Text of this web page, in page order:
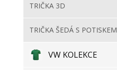
TRIČKA 3D
TRIČKA ŠEDÁ S POTISKEM
VW KOLEKCE